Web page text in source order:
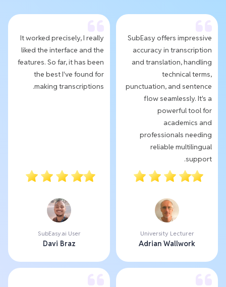
SubEasy offers impressive
accuracy in transcription
and translation, handling
technical terms,
punctuation, and sentence
flow seamlessly. It's a
powerful tool for
academics and
professionals needing
reliable multilingual
support.
University Lecturer
Adrian Wallwork
It worked precisely, I really
liked the interface and the
features. So far, it has been
the best I've found for
making transcriptions.
SubEasy.ai User
Davi Braz